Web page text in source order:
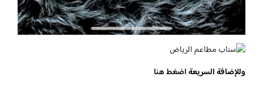
وللإضافة السريعةاضغط هنا